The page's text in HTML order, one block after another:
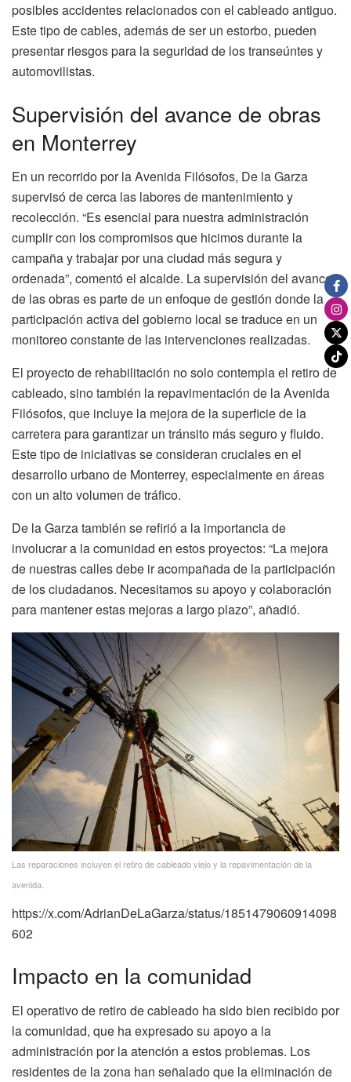
posibles accidentes relacionados con el cableado antiguo.
Este tipo de cables, además de ser un estorbo, pueden
presentar riesgos para la seguridad de los transeúntes y
automovilistas.
Supervisión del avance de obras
en Monterrey
En un recorrido por la Avenida Filósofos, De la Garza
supervisó de cerca las labores de mantenimiento y
recolección. “Es esencial para nuestra administración
cumplir con los compromisos que hicimos durante la
campaña y trabajar por una ciudad más segura y
ordenada”, comentó el alcalde. La supervisión del avance
de las obras es parte de un enfoque de gestión donde la
participación activa del gobierno local se traduce en un
monitoreo constante de las intervenciones realizadas.
El proyecto de rehabilitación no solo contempla el retiro de
cableado, sino también la repavimentación de la Avenida
Filósofos, que incluye la mejora de la superficie de la
carretera para garantizar un tránsito más seguro y fluido.
Este tipo de iniciativas se consideran cruciales en el
desarrollo urbano de Monterrey, especialmente en áreas
con un alto volumen de tráfico.
De la Garza también se refirió a la importancia de
involucrar a la comunidad en estos proyectos: “La mejora
de nuestras calles debe ir acompañada de la participación
de los ciudadanos. Necesitamos su apoyo y colaboración
para mantener estas mejoras a largo plazo”, añadió.
Las reparaciones incluyen el retiro de cableado viejo y la repavimentación de la
avenida.
https://x.com/AdrianDeLaGarza/status/1851479060914098
602
Impacto en la comunidad
El operativo de retiro de cableado ha sido bien recibido por
la comunidad, que ha expresado su apoyo a la
administración por la atención a estos problemas. Los
residentes de la zona han señalado que la eliminación de